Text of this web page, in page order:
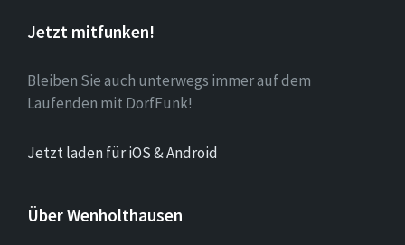
Jetzt mitfunken!
Bleiben Sie auch unterwegs immer auf dem
Laufenden mit DorfFunk!
Jetzt laden für iOS & Android
Über Wenholthausen